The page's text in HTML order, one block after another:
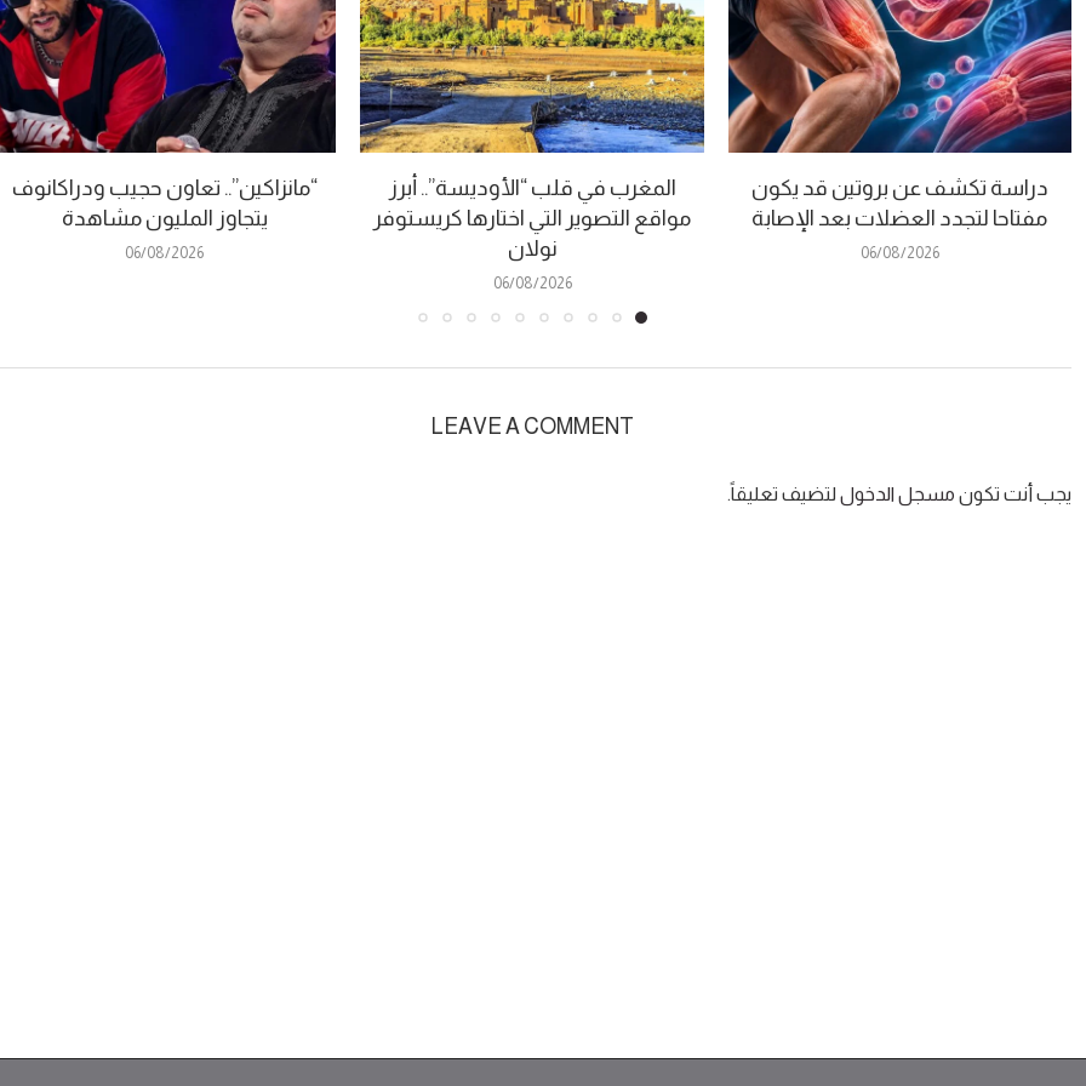
دراسة تكشف عن بروتين قد يكون
مفتاحا لتجدد العضلات بعد الإصابة
06/08/2026
المغرب في قلب “الأوديسة”.. أبرز
مواقع التصوير التي اختارها كريستوفر
نولان
06/08/2026
“مانزاكين”.. تعاون حجيب ودراكانوف
يتجاوز المليون مشاهدة
06/08/2026
LEAVE A COMMENT
يجب أنت تكون مسجل الدخول لتضيف تعليقاً.